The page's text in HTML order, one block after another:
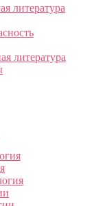
литература
литература